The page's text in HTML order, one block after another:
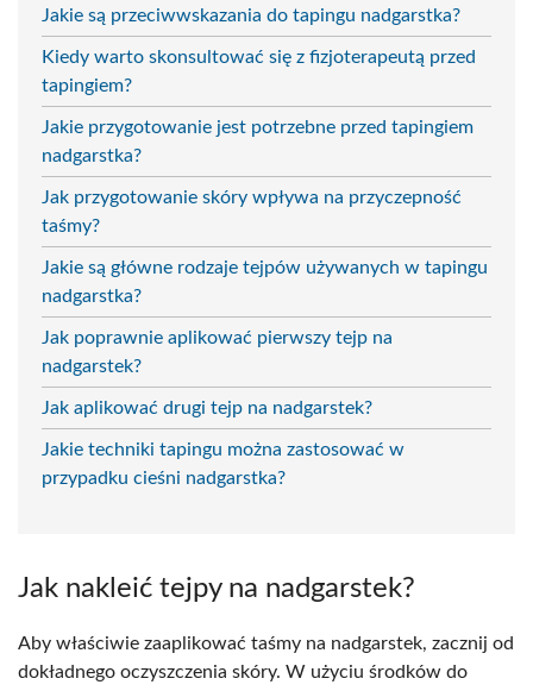
Jakie są przeciwwskazania do tapingu nadgarstka?
Kiedy warto skonsultować się z fizjoterapeutą przed
tapingiem?
Jakie przygotowanie jest potrzebne przed tapingiem
nadgarstka?
Jak przygotowanie skóry wpływa na przyczepność
taśmy?
Jakie są główne rodzaje tejpów używanych w tapingu
nadgarstka?
Jak poprawnie aplikować pierwszy tejp na
nadgarstek?
Jak aplikować drugi tejp na nadgarstek?
Jakie techniki tapingu można zastosować w
przypadku cieśni nadgarstka?
Jak nakleić tejpy na nadgarstek?
Aby właściwie zaaplikować taśmy na nadgarstek, zacznij od
dokładnego oczyszczenia skóry. W użyciu środków do